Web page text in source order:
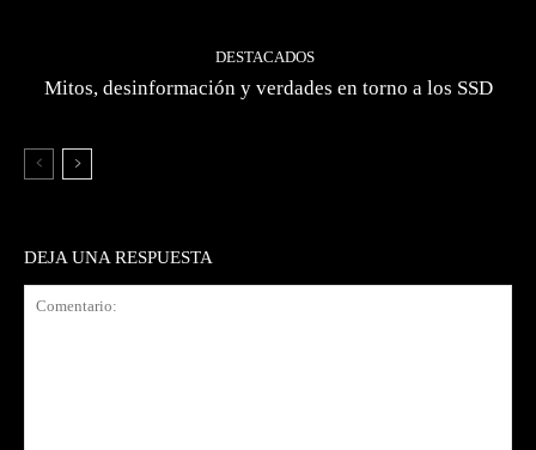
DESTACADOS
Mitos, desinformación y verdades en torno a los SSD
DEJA UNA RESPUESTA